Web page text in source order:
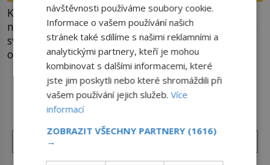
Když dnes vytáhneme ze země mrkev, většina z
nás očekává sytě oranžový kořen. Jenže po většinu
své historie je mrkev všechno možné, jen ne
oranžová. Je fialová, žlutá, bílá, někdy dokonce
téměř černá. Až díky stovkám let pečlivého
šlechtění se z ní stává zelenina, bez které si českou
zahradu ani nedokážeme představit. Její příběh je
DALŠÍ ČLÁNKY Z RUBRIKY ›
návštěvnosti používáme soubory cookie.
Informace o vašem používání našich
stránek také sdílíme s našimi reklamními a
analytickými partnery, kteří je mohou
kombinovat s dalšími informacemi, které
jste jim poskytli nebo které shromáždili při
vašem používání jejich služeb.Více
informací
ZOBRAZIT VŠECHNY PARTNERY (1616)
→